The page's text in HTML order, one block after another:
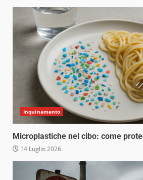
Inquinamento
Microplastiche nel cibo: come
14 Luglio 2026